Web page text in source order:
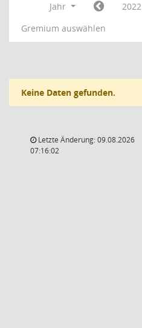
Jahr
2022
Gremium auswählen
Keine Daten gefunden.
Letzte Änderung: 09.08.2026
07:16:02